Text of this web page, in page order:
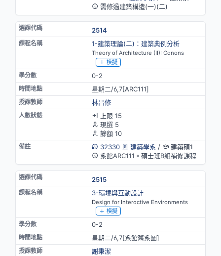
需修過建築構造(一)(二)
2514
1-建築理論(二)：建築典例分析
Theory of Architecture (II): Canons
模擬
0-2
星期二/6,7[ARC111]
林昌修
上限 15
現選 5
餘額 10
32330
建築學系 /
建築碩1
系館ARC111。碩士班B組補修課程
2515
3-環境與互動設計
Design for Interactive Environments
模擬
0-2
星期二/6,7[系館舊系圖]
謝秉潔